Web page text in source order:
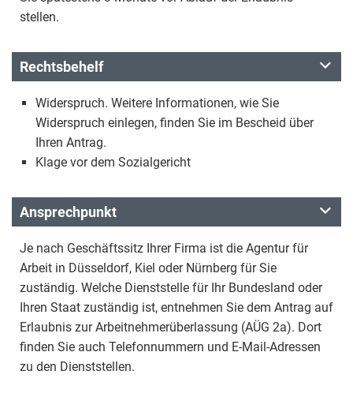
stellen.
Rechtsbehelf
Widerspruch. Weitere Informationen, wie Sie
Widerspruch einlegen, finden Sie im Bescheid über
Ihren Antrag.
Klage vor dem Sozialgericht
Ansprechpunkt
Je nach Geschäftssitz Ihrer Firma ist die Agentur für
Arbeit in Düsseldorf, Kiel oder Nürnberg für Sie
zuständig. Welche Dienststelle für Ihr Bundesland oder
Ihren Staat zuständig ist, entnehmen Sie dem Antrag auf
Erlaubnis zur Arbeitnehmerüberlassung (AÜG 2a). Dort
finden Sie auch Telefonnummern und E-Mail-Adressen
zu den Dienststellen.